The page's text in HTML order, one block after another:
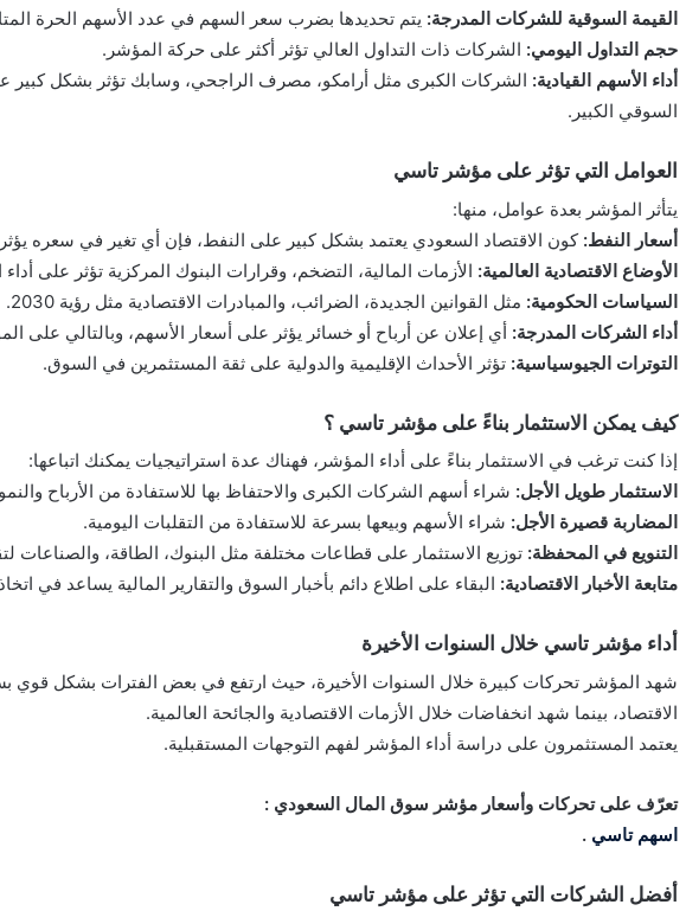
القيمة السوقية للشركات المدرجة: يتم تحديدها بضرب سعر السهم في عدد الأسهم الحرة
حجم التداول اليومي: الشركات ذات التداول العالي تؤثر أكثر على حركة المؤشر.
أداء الأسهم القيادية: الشركات الكبرى مثل أرامكو، مصرف الراجحي، وسابك تؤثر بشكل كبير
السوقي الكبير.
العوامل التي تؤثر على مؤشر تاسي
يتأثر المؤشر بعدة عوامل، منها:
أسعار النفط: كون الاقتصاد السعودي يعتمد بشكل كبير على النفط، فإن أي تغير في سعره
الأوضاع الاقتصادية العالمية: الأزمات المالية، التضخم، وقرارات البنوك المركزية تؤثر على
السياسات الحكومية: مثل القوانين الجديدة، الضرائب، والمبادرات الاقتصادية مثل رؤية 2030.
أداء الشركات المدرجة: أي إعلان عن أرباح أو خسائر يؤثر على أسعار الأسهم، وبالتالي على
التوترات الجيوسياسية: تؤثر الأحداث الإقليمية والدولية على ثقة المستثمرين في السوق.
كيف يمكن الاستثمار بناءً على مؤشر تاسي ؟
إذا كنت ترغب في الاستثمار بناءً على أداء المؤشر، فهناك عدة استراتيجيات يمكنك اتباعها:
الاستثمار طويل الأجل: شراء أسهم الشركات الكبرى والاحتفاظ بها للاستفادة من الأرباح
المضاربة قصيرة الأجل: شراء الأسهم وبيعها بسرعة للاستفادة من التقلبات اليومية.
التنويع في المحفظة: توزيع الاستثمار على قطاعات مختلفة مثل البنوك، الطاقة، والصناعات
متابعة الأخبار الاقتصادية: البقاء على اطلاع دائم بأخبار السوق والتقارير المالية يساعد في
أداء مؤشر تاسي خلال السنوات الأخيرة
شهد المؤشر تحركات كبيرة خلال السنوات الأخيرة، حيث ارتفع في بعض الفترات بشكل قوي
الاقتصاد، بينما شهد انخفاضات خلال الأزمات الاقتصادية والجائحة العالمية.
يعتمد المستثمرون على دراسة أداء المؤشر لفهم التوجهات المستقبلية.
تعرّف على تحركات وأسعار مؤشر سوق المال السعودي :
اسهم تاسي .
أفضل الشركات التي تؤثر على مؤشر تاسي